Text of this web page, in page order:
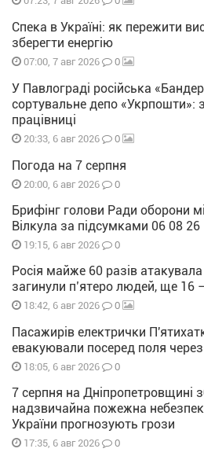
Спека в Україні: як пережити
зберегти енергію
07:00, 7 авг 2026 0
У Павлограді російська
сортувальне депо «Укрпошти»:
працівниці
20:33, 6 авг 2026 0
Погода на 7 серпня
20:00, 6 авг 2026 0
Брифінг голови Ради оборони
Вілкула за підсумками 06 08 26
19:15, 6 авг 2026 0
Росія майже 60 разів
загинули п’ятеро людей, ще 16
18:42, 6 авг 2026 0
Пасажирів електрички
евакуювали посеред поля
18:05, 6 авг 2026 0
7 серпня на Дніпропетровщині
надзвичайна пожежна
України прогнозують грози
17:35, 6 авг 2026 0